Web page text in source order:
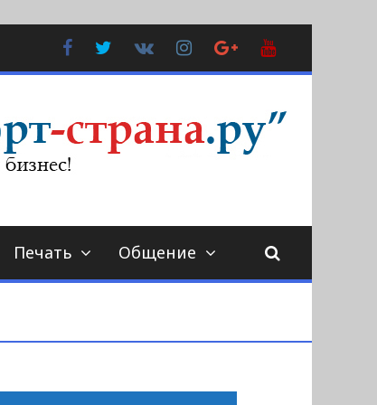
FacebookTwitter
Контакте
Instagram
Google
Plus
Печать Общение